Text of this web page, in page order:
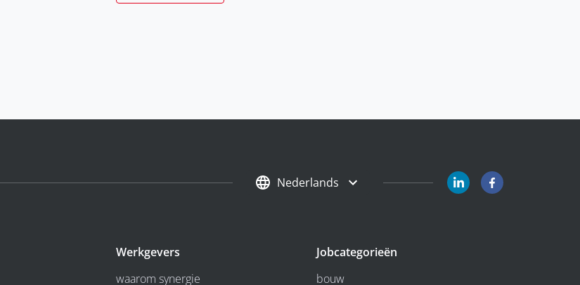
Nederlands
Werkgevers
waarom synergie
Jobcategorieën
bouw